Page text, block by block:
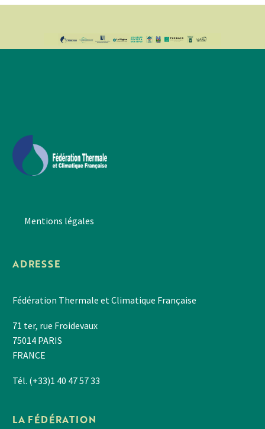
Mentions légales
ADRESSE
Fédération Thermale et Climatique Française
71 ter, rue Froidevaux
75014 PARIS
FRANCE
Tél. (+33)1 40 47 57 33
LA FÉDÉRATION